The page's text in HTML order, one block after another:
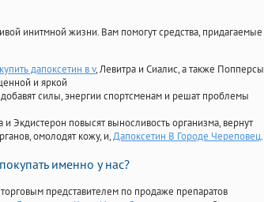
инитмной жизни. Вам помогут средства, придагаемые
дапоксетин в v, Левитра и Сиалис, а также Попперсы
и яркой
силы, энергии спортсменам и решат проблемы
Экдистерон повысят выносливость организма, вернут
омолодят кожу, и,Дапоксетин В Городе Череповец.
именно у нас?
представителем по продаже препаратов